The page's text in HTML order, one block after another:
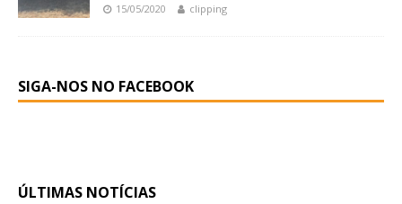
15/05/2020 clipping
SIGA-NOS NO FACEBOOK
ÚLTIMAS NOTÍCIAS